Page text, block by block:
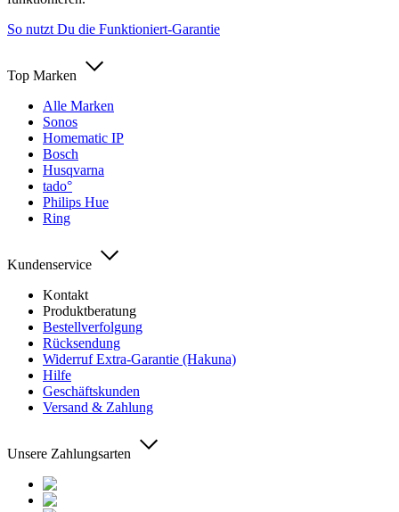
So nutzt Du die Funktioniert-Garantie
Top Marken
Alle Marken
Sonos
Homematic IP
Bosch
Husqvarna
tado°
Philips Hue
Ring
Kundenservice
Kontakt
Produktberatung
Bestellverfolgung
Rücksendung
Widerruf Extra-Garantie (Hakuna)
Hilfe
Geschäftskunden
Versand & Zahlung
Unsere Zahlungsarten